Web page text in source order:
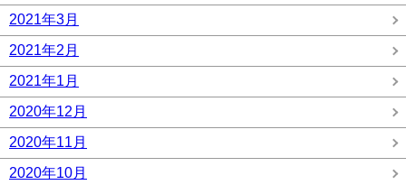
2021年3月
2021年2月
2021年1月
2020年12月
2020年11月
2020年10月